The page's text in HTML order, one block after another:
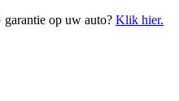
op uw auto? Klik hier.